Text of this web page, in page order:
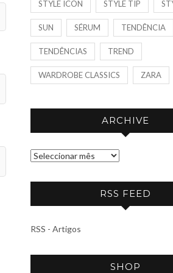
STYLE ICON STYLE TIP
SUN SÉRUM TENDÊNCIA
TENDÊNCIAS TREND
WARDROBE CLASSICS ZARA
ARCHIVE
A
V
RSS FEED
RSS - Artigos
SHOP